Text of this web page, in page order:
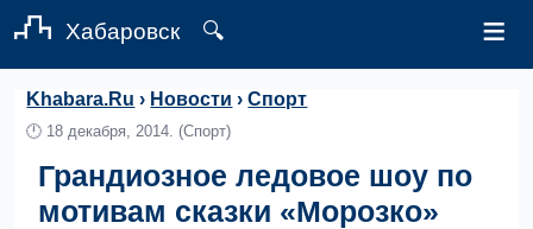
Хабаровск 🔍 ≡
Khabara.Ru › Новости ›Спорт
🕛 18 декабря, 2014. (Спорт)
Грандиозное ледовое шоу по
мотивам сказки «Морозко»